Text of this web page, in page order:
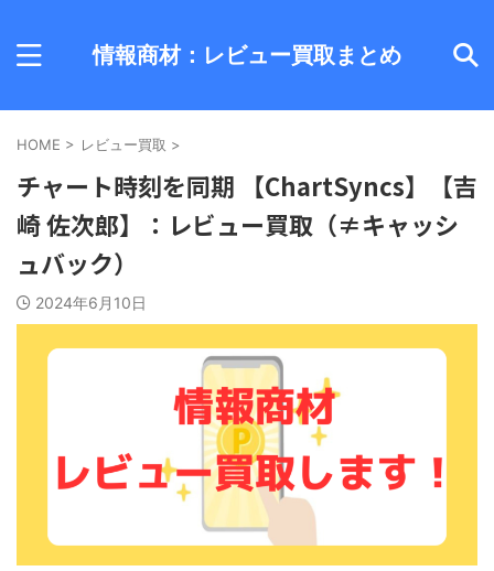
情報商材：レビュー買取まとめ
HOME > レビュー買取 >
チャート時刻を同期 【ChartSyncs】【吉
崎 佐次郎】：レビュー買取（≠キャッシ
ュバック）
2024年6月10日